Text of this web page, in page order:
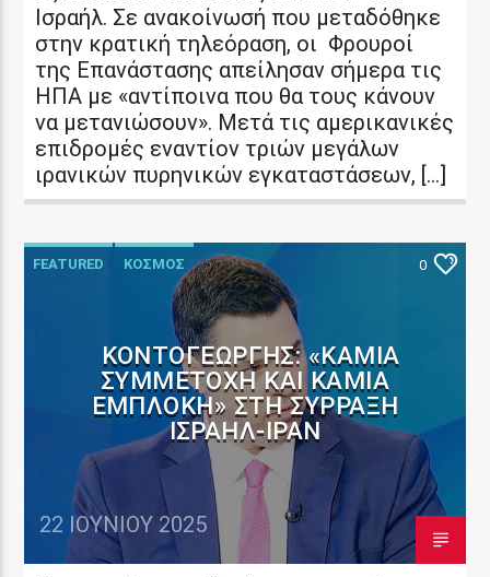
Ισραήλ. Σε ανακοίνωσή που μεταδόθηκε
στην κρατική τηλεόραση, οι Φρουροί
της Επανάστασης απείλησαν σήμερα τις
ΗΠΑ με «αντίποινα που θα τους κάνουν
να μετανιώσουν». Μετά τις αμερικανικές
επιδρομές εναντίον τριών μεγάλων
ιρανικών πυρηνικών εγκαταστάσεων, […]
FEATURED ΚΟΣΜΟΣ 0
ΚΟΝΤΟΓΕΏΡΓΗΣ: «ΚΑΜΊΑ
ΣΥΜΜΕΤΟΧΉ ΚΑΙ ΚΑΜΊΑ
ΕΜΠΛΟΚΉ» ΣΤΗ ΣΎΡΡΑΞΗ
ΙΣΡΑΉΛ-ΙΡΆΝ
22 ΙΟΥΝΊΟΥ 2025